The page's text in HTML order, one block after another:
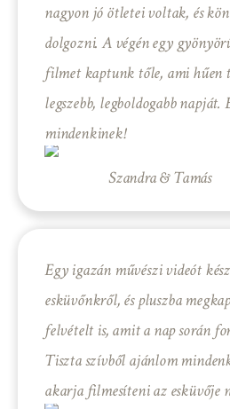
nagyon jó ötletei voltak, és
dolgozni. A végén egy
filmet kaptunk tőle, ami
legszebb, legboldogabb
mindenkinek!
Szandra & Tamás
Egy igazán művészi videót
esküvőnkről, és pluszba
felvételt is, amit a nap során
Tiszta szívből ajánlom
akarja filmesíteni az esküvője